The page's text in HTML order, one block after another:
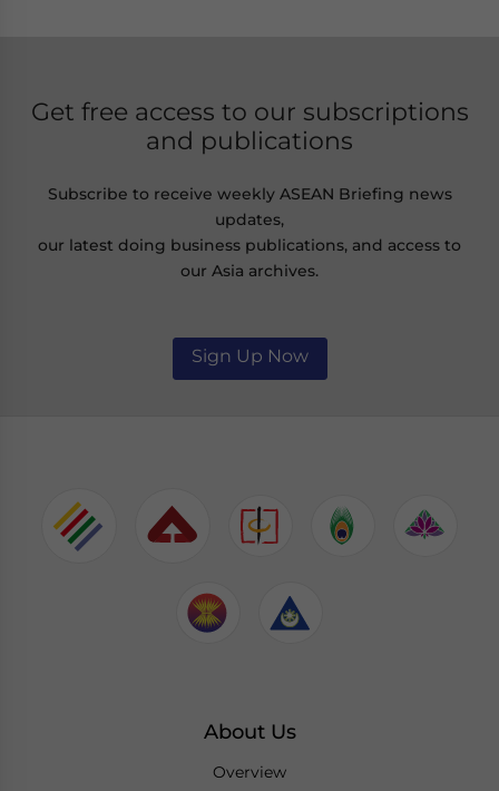
Get free access to our subscriptions
and publications
Subscribe to receive weekly ASEAN Briefing news
updates,
our latest doing business publications, and access to
our Asia archives.
Sign Up Now
About Us
Overview